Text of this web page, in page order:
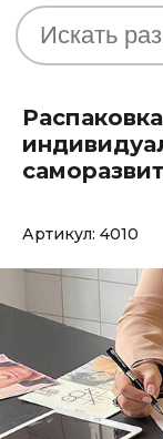
Артикул: 4010